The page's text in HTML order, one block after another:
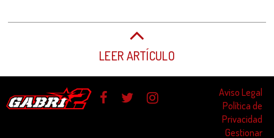
LEER ARTÍCULO
Aviso Legal
Política de
Privacidad
Gestionar